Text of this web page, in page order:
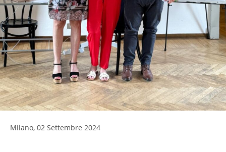
Milano, 02 Settembre 2024